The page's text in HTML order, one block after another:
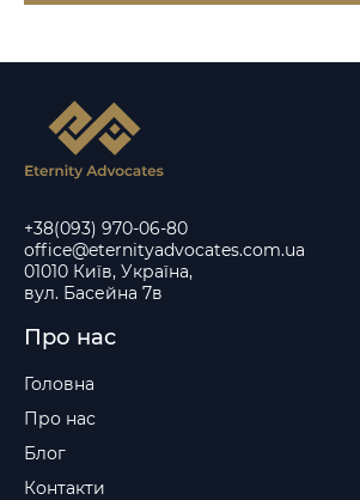
+38(093) 970-06-80
office@eternityadvocates.com.ua
01010 Київ, Україна,
вул. Басейна 7в
Про нас
Головна
Про нас
Блог
Контакти